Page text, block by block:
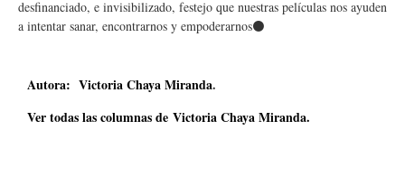
desfinanciado, e invisibilizado, festejo que nuestras películas nos ayuden
a intentar sanar, encontrarnos y empoderarnos⚫
Autora: Victoria Chaya Miranda.
Ver todas las columnas de Victoria Chaya Miranda.